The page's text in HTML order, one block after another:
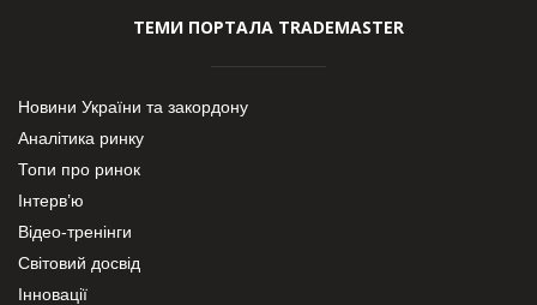
ТЕМИ ПОРТАЛА TRADEMASTER
Новини України та закордону
Аналітика ринку
Топи про ринок
Інтерв’ю
Відео-тренінги
Світовий досвід
Інновації